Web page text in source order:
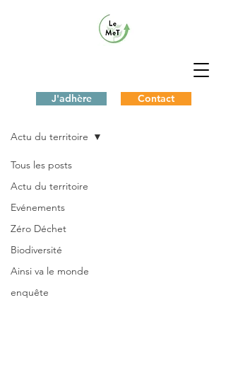
J'adhère Contact
Le Blog du MeT
Tous les posts
Actu du territoire
Evénements
Zéro Déchet
Biodiversité
Ainsi va le monde
enquête
Actu du territoire